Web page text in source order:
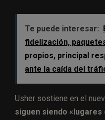
Te puede interesar:
fidelización,
propios, principal
ante la caída del
Usher sostiene en el
siguen siendo